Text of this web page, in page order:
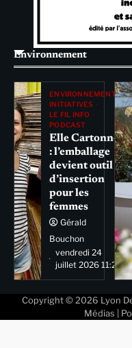
Environnement
ENVIRONNEMENT
INITIATIVES
LE FIL INFO
PODCAST
Elle Cartonne
: l’emballage
devient outil
d’insertion
pour les
femmes
Gérald
Bouchon
vendredi 24
juillet 2026 11:29
Copyright © 2026 Lyon
Médias |